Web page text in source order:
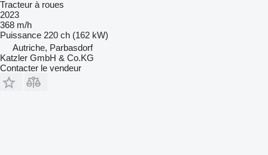
Tracteur à roues
2023
368 m/h
Puissance 220 ch (162 kW)
Autriche, Parbasdorf
Katzler GmbH & Co.KG
Contacter le vendeur